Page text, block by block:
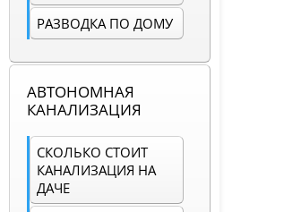
РАЗВОДКА ПО ДОМУ
АВТОНОМНАЯ
КАНАЛИЗАЦИЯ
СКОЛЬКО СТОИТ
КАНАЛИЗАЦИЯ НА
ДАЧЕ